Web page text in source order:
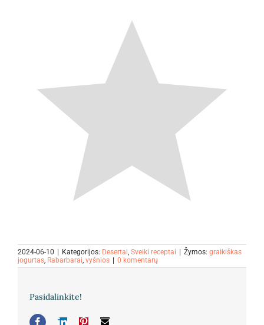
2024-06-10 Kategorijos: Desertai, Sveiki receptai Žymos: graikiškas
jogurtas, Rabarbarai, vyšnios 0 komentarų
Pasidalinkite!
FacebookLinkedInPinterest
El.